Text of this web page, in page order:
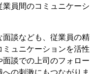
員間のコミュニケーシ
面談なども、従業員の精
ュニケーションを活性
談での上司のフォロー
の刺激にもつながりま